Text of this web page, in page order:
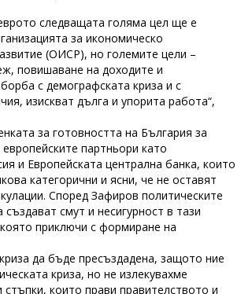
следващата голяма цел ще е
за икономическо
(ОИСР), но големите цели –
повишаване на доходите и
с демографската криза и с
изискват дълга и упорита работа“,
за готовността на България за
партньори като
и Европейската централна банка, които
категорични и ясни, че не оставят
Според Зафиров политическите
създават смут и несигурност в тази
приключи с формиране на
да бъде пресъздадена, защото ние
криза, но не излекувахме
които прави правителството и